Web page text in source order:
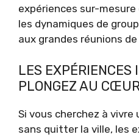
expériences sur-
les dynamiques de
aux grandes réunions
LES EXPÉRIENCES
PLONGEZ AU
Si vous cherchez à
sans quitter la ville, les